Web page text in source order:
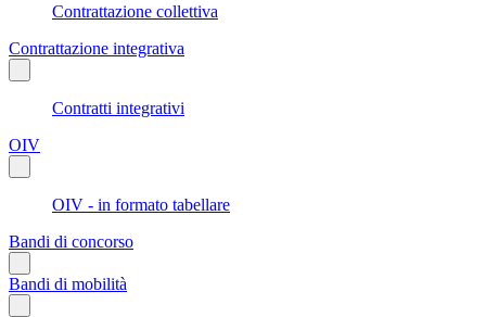
Contrattazione collettiva
Contrattazione integrativa
Contratti integrativi
OIV
OIV - in formato tabellare
Bandi di concorso
Bandi di mobilità